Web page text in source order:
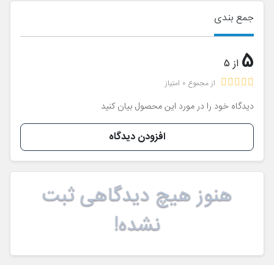
جمع بندی
5 از 5
از مجموع 0 امتیاز
دیدگاه خود را در مورد این محصول بیان کنید
افزودن دیدگاه
هنوز هیچ دیدگاهی ثبت
نشده!